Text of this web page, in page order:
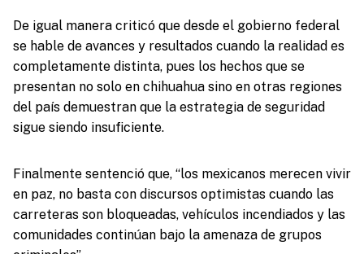
De igual manera criticó que desde el gobierno federal
se hable de avances y resultados cuando la realidad es
completamente distinta, pues los hechos que se
presentan no solo en chihuahua sino en otras regiones
del país demuestran que la estrategia de seguridad
sigue siendo insuficiente.
Finalmente sentenció que, “los mexicanos merecen vivir
en paz, no basta con discursos optimistas cuando las
carreteras son bloqueadas, vehículos incendiados y las
comunidades continúan bajo la amenaza de grupos